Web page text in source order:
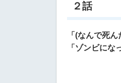
２話
「(なんで死
「ゾンビにな